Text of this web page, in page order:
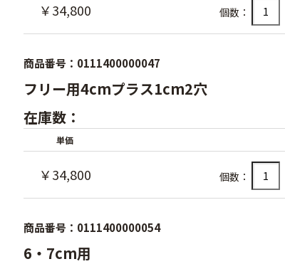
￥34,800 個数：
商品番号：0111400000047
フリー用4cmプラス1cm2穴
在庫数：
単価
￥34,800 個数：
商品番号：0111400000054
6・7cm用